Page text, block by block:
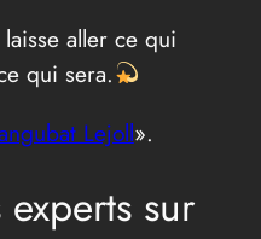
aller ce qui
qui sera.
Lejoll».
sur